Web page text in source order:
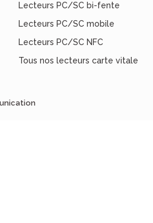
Lecteurs PC/SC bi-fente
Lecteurs PC/SC mobile
Lecteurs PC/SC NFC
Tous nos lecteurs carte vitale